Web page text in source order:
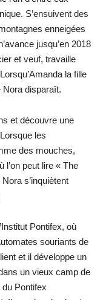
S’ensuivent des
enneigées
jusqu’en 2018
et veuf, travaille
la fille
disparaît.
et découvre une
les
des mouches,
l’on peut lire « The
s’inquiètent
Pontifex, où
souriants de
et il développe un
un vieux camp de
Pontifex